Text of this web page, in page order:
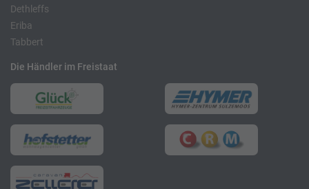
Dethleffs
Eriba
Tabbert
Die Händler im Freistaat